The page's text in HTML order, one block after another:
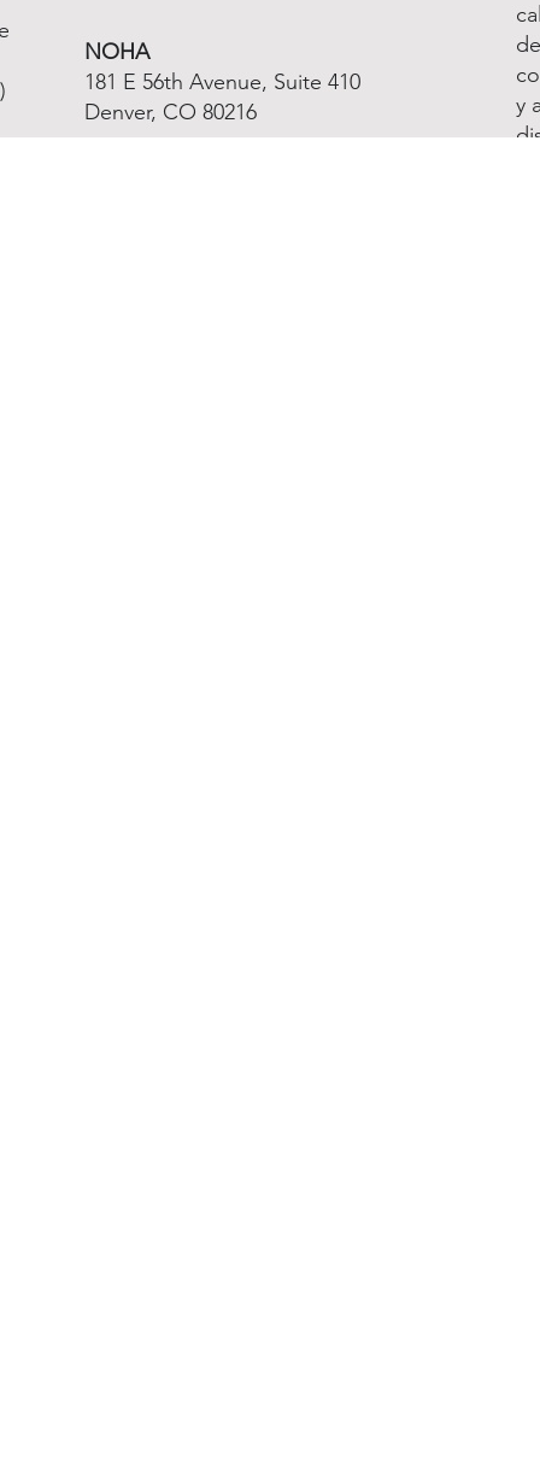
NOHA
181 E 56th Avenue, Suite 410
Denver, CO 80216
y